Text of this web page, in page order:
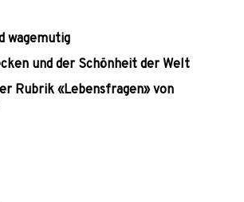
wagemutig
und der Schönheit der Welt
Rubrik «Lebensfragen» von